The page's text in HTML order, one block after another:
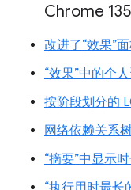
Chrome 135
改进了“效果”
“效果”中的个
按阶段划分的
网络依赖关系
“摘要”中显示